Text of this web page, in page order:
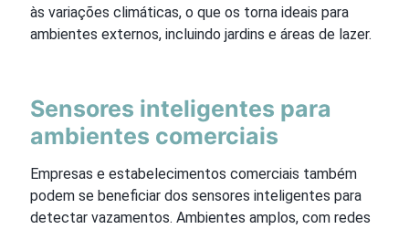
às variações climáticas, o que os torna ideais para
ambientes externos, incluindo jardins e áreas de lazer.
Sensores inteligentes para
ambientes comerciais
Empresas e estabelecimentos comerciais também
podem se beneficiar dos sensores inteligentes para
detectar vazamentos. Ambientes amplos, com redes